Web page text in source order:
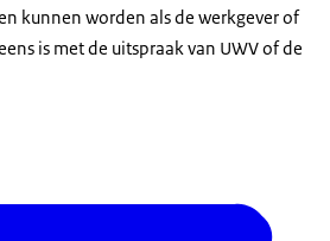
kunnen worden als de werkgever of
is met de uitspraak van UWV of de